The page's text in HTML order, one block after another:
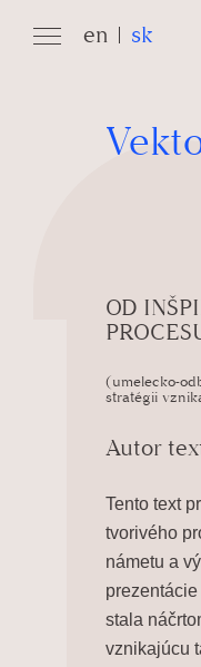
en sk
OD
(umelecko-
stratégii
Autor
Tento text
tvorivého
námetu a
prezentácie
stala
vznikajúcu